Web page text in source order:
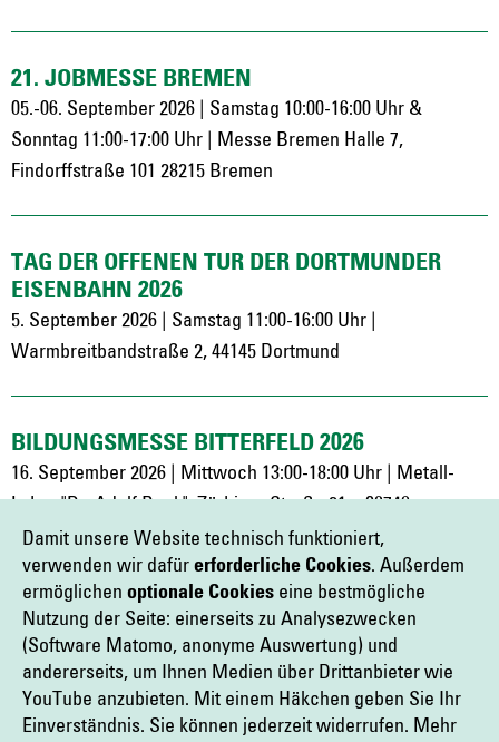
21. JOBMESSE BREMEN
05.-06. September 2026 | Samstag 10:00-16:00 Uhr &
Sonntag 11:00-17:00 Uhr | Messe Bremen Halle 7,
Findorffstraße 101 28215 Bremen
TAG DER OFFENEN TÜR DER DORTMUNDER
EISENBAHN 2026
5. September 2026 | Samstag 11:00-16:00 Uhr |
Warmbreitbandstraße 2, 44145 Dortmund
BILDUNGSMESSE BITTERFELD 2026
16. September 2026 | Mittwoch 13:00-18:00 Uhr | Metall-
Labor "Dr. Adolf Beck", Zörbiger Straße 21c. 06749
Bitterfeld-Wolfen
AKTIONSTAG BILDUNG 2026
26. September 2026 | Samstag 10:00-16:00 Uhr | IHK
Dresden, Langer Weg 4, 01239 Dresden, Deutschland
Damit unsere Website technisch funktioniert,
verwenden wir dafür erforderliche Cookies. Außerdem
ermöglichen optionale Cookies eine bestmögliche
Nutzung der Seite: einerseits zu Analysezwecken
(Software Matomo, anonyme Auswertung) und
andererseits, um Ihnen Medien über Drittanbieter wie
YouTube anzubieten. Mit einem Häkchen geben Sie Ihr
Einverständnis. Sie können jederzeit widerrufen. Mehr